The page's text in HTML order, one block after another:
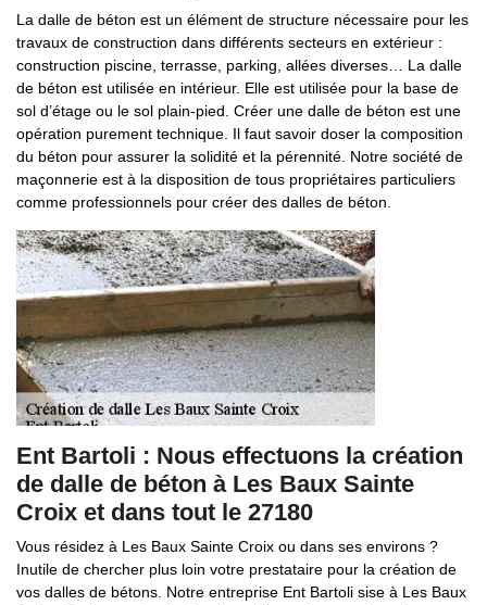
La dalle de béton est un élément de structure nécessaire pour les
travaux de construction dans différents secteurs en extérieur :
construction piscine, terrasse, parking, allées diverses… La dalle
de béton est utilisée en intérieur. Elle est utilisée pour la base de
sol d’étage ou le sol plain-pied. Créer une dalle de béton est une
opération purement technique. Il faut savoir doser la composition
du béton pour assurer la solidité et la pérennité. Notre société de
maçonnerie est à la disposition de tous propriétaires particuliers
comme professionnels pour créer des dalles de béton.
Ent Bartoli : Nous effectuons la création
de dalle de béton à Les Baux Sainte
Croix et dans tout le 27180
Vous résidez à Les Baux Sainte Croix ou dans ses environs ?
Inutile de chercher plus loin votre prestataire pour la création de
vos dalles de bétons. Notre entreprise Ent Bartoli sise à Les Baux